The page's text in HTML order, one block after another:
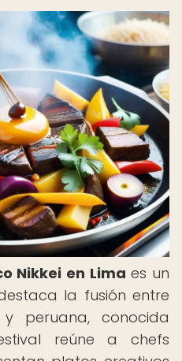
Nikkei en Lima es un
la fusión entre
peruana, conocida
reúne a chefs